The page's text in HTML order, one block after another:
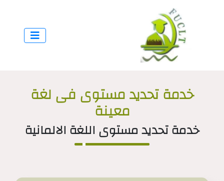
خدمة تحديد مستوى فى لغة
معينة
خدمة تحديد مستوى اللغة الالمانية